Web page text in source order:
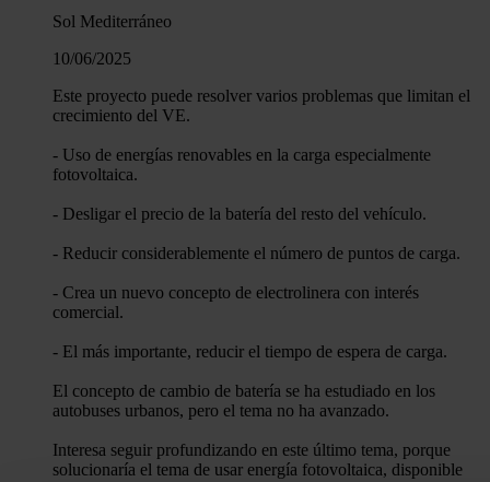
Sol Mediterráneo
10/06/2025
Este proyecto puede resolver varios problemas que limitan el
crecimiento del VE.
- Uso de energías renovables en la carga especialmente
fotovoltaica.
- Desligar el precio de la batería del resto del vehículo.
- Reducir considerablemente el número de puntos de carga.
- Crea un nuevo concepto de electrolinera con interés
comercial.
- El más importante, reducir el tiempo de espera de carga.
El concepto de cambio de batería se ha estudiado en los
autobuses urbanos, pero el tema no ha avanzado.
Interesa seguir profundizando en este último tema, porque
solucionaría el tema de usar energía fotovoltaica, disponible